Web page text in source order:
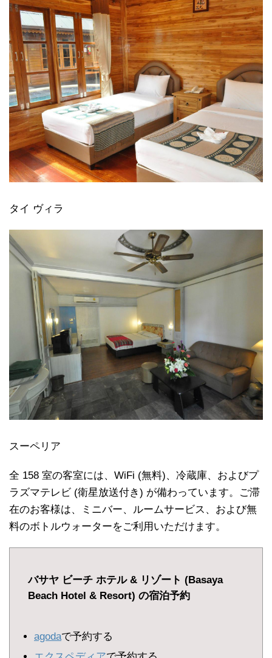
タイ ヴィラ
スーペリア
全 158 室の客室には、WiFi (無料)、冷蔵庫、およびプ
ラズマテレビ (衛星放送付き) が備わっています。ご滞
在のお客様は、ミニバー、ルームサービス、および無
料のボトルウォーターをご利用いただけます。
バサヤ ビーチ ホテル & リゾート (Basaya
Beach Hotel & Resort) の宿泊予約
agodaで予約する